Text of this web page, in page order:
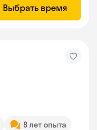
Выбрать время
8 лет опыта